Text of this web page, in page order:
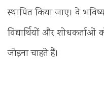
स्थापित किया जाए। वे
विद्यार्थियों और
जोड़ना चाहते हैं।